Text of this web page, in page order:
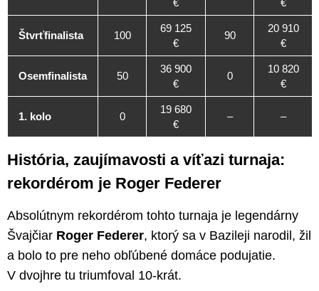
€ €
Štvrťfinalista 100
69 125
€
90
20 910
€
Osemfinalista 50
36 900
€
0
10 820
€
1. kolo 0
19 680
€
– –
História, zaujímavosti a víťazi turnaja:
rekordérom je Roger Federer
Absolútnym rekordérom tohto turnaja je legendárny
Švajčiar Roger Federer, ktorý sa v Bazileji narodil, žil
a bolo to pre neho obľúbené domáce podujatie.
V dvojhre tu triumfoval 10-krát.